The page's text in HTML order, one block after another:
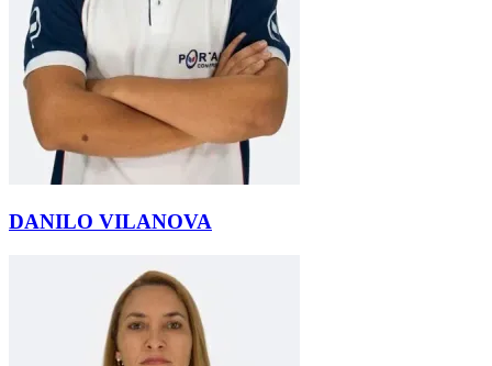
DANILO VILANOVA